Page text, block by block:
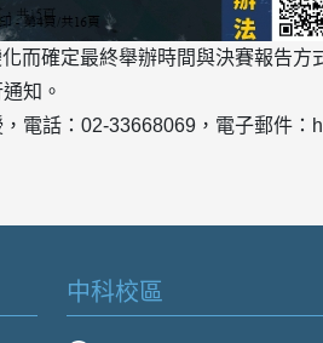
而確定最終舉辦時間與決賽報告
知。
電話：02-33668069，電子郵件：
中科校區